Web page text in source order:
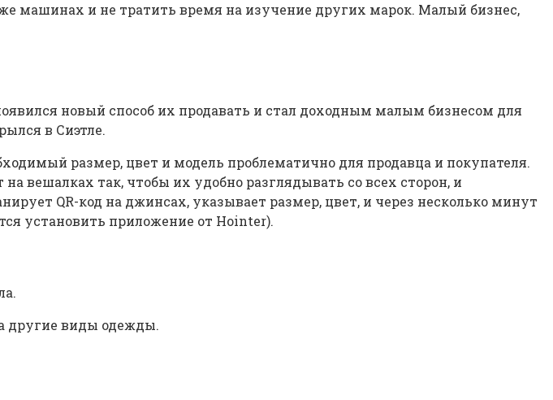
машинах и не тратить время на изучение других марок. Малый бизнес,
новый способ их продавать и стал доходным малым бизнесом для
в Сиэтле.
размер, цвет и модель проблематично для продавца и покупателя.
вешалках так, чтобы их удобно разглядывать со всех сторон, и
QR-код на джинсах, указывает размер, цвет, и через несколько минут
установить приложение от Hointer).
другие виды одежды.